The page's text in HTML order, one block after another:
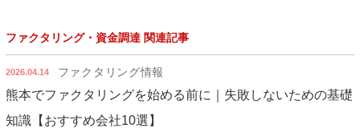
ファクタリング・資金調達 関連記事
2026.04.14 ファクタリング情報
熊本でファクタリングを始める前に｜失敗しないための基礎
知識【おすすめ会社10選】